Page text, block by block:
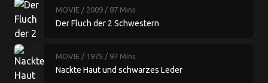
MOVIE / 2009 / 87 Mins
Der Fluch der 2 Schwestern
MOVIE / 1975 / 97 Mins
Nackte Haut und schwarzes Leder